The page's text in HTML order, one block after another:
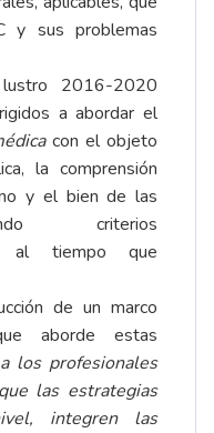
y sus problemas
2016-2020
a abordar el
con el objeto
la comprensión
y el bien de las
criterios
al tiempo que
de un marco
aborde estas
los profesionales
las estrategias
integren las